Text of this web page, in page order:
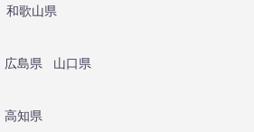
和歌山県
広島県
山口県
高知県